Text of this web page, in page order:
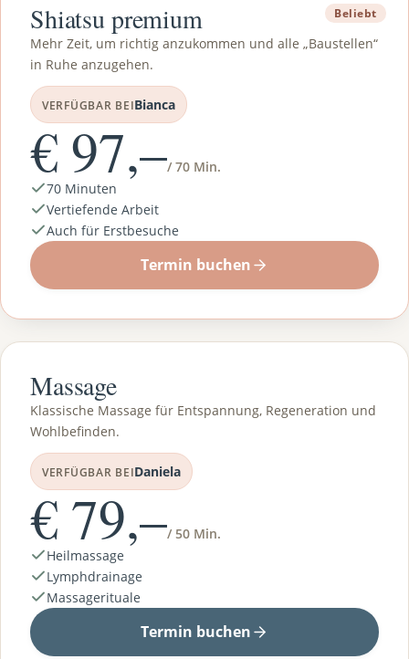
Beliebt
Shiatsu premium
Mehr Zeit, um richtig anzukommen und alle „Baustellen“
in Ruhe anzugehen.
VERFÜGBAR BEIBianca
€ 97,–/ 70 Min.
70 Minuten
Vertiefende Arbeit
Auch für Erstbesuche
Termin buchen
Massage
Klassische Massage für Entspannung, Regeneration und
Wohlbefinden.
VERFÜGBAR BEIDaniela
€ 79,–/ 50 Min.
Heilmassage
Lymphdrainage
Massagerituale
Termin buchen